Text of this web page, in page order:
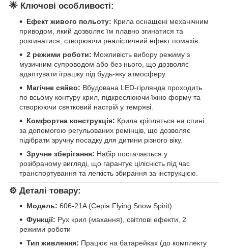
🌟 Ключові особливості:
Ефект живого польоту: Крила оснащені механічним
приводом, який дозволяє їм плавно згинатися та
розгинатися, створюючи реалістичний ефект помахів.
2 режими роботи: Можливість вибору режиму з
музичним супроводом або без нього, що дозволяє
адаптувати іграшку під будь-яку атмосферу.
Магічне сяйво: Вбудована LED-гірлянда проходить
по всьому контуру крил, підкреслюючи їхню форму та
створюючи святковий настрій у темряві.
Комфортна конструкція: Крила кріпляться на спині
за допомогою регульованих ремінців, що дозволяє
підібрати зручну посадку для дитини різного віку.
Зручне зберігання: Набір постачається у
розібраному вигляді, що гарантує цілісність під час
транспортування та легкість збирання за інструкцією.
⚙️ Деталі товару:
Модель: 606-21A (Серія Flying Snow Spirit)
Функції: Рух крил (махання), світлові ефекти, 2
режими роботи
Тип живлення: Працює на батарейках (до комплекту